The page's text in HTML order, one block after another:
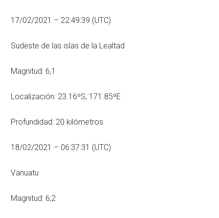
17/02/2021 – 22:49:39 (UTC)
Sudeste de las islas de la Lealtad
Magnitud: 6,1
Localización: 23.16ºS, 171.85ºE
Profundidad: 20 kilómetros
18/02/2021 – 06:37:31 (UTC)
Vanuatu
Magnitud: 6,2